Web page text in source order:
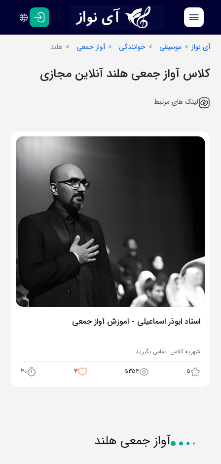
فارسی
انگلیسی
آی نواز
موسیقی خوانندگی آواز جمعی هلند
کلاس آواز جمعی هلند آنلاین مجازی
لینک های مرتبط
استاد ابوذر اسماعیلی - آموزش آواز جمعی
شهریه کلاس: تماس بگیرید
5
5353
3
30
آواز جمعی هلند